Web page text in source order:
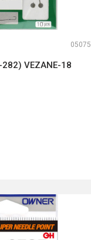
05075
282) VEZANE-18